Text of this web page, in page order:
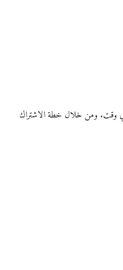
أي وقت. ومن خلال خطة الاشتراك